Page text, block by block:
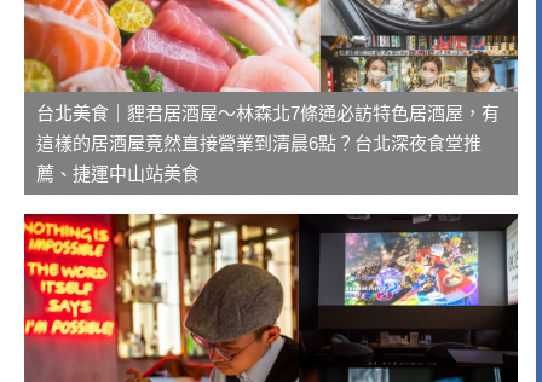
台北美食｜貍君居酒屋～林森北7條通必訪特色居酒屋，有
這樣的居酒屋竟然直接營業到清晨6點？台北深夜食堂推
薦、捷運中山站美食